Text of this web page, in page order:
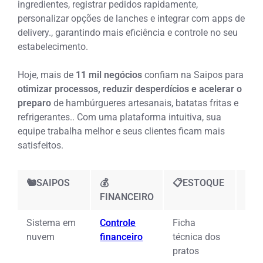
ingredientes, registrar pedidos rapidamente,
personalizar opções de lanches e integrar com apps de
delivery., garantindo mais eficiência e controle no seu
estabelecimento.
Hoje, mais de 11 mil negócios confiam na Saipos para
otimizar processos, reduzir desperdícios e acelerar o
preparode hambúrgueres artesanais, batatas fritas e
refrigerantes.. Com uma plataforma intuitiva, sua
equipe trabalha melhor e seus clientes ficam mais
satisfeitos.
🐿️SAIPOS
💰
FINANCEIRO
📋ESTOQUE
Sistema em
nuvem
Controle
financeiro
Ficha
técnica dos
pratos